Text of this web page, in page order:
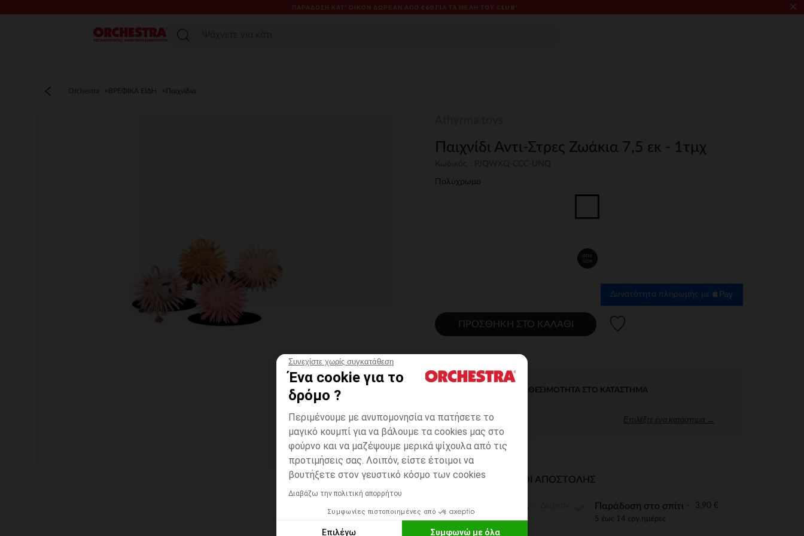
Συνεχίστε χωρίς συγκατάθεση
Ένα cookie για το
δρόμο ?
Περιμένουμε με ανυπομονησία να πατήσετε το
μαγικό κουμπί για να βάλουμε τα cookies μας στο
φούρνο και να μαζέψουμε μερικά ψίχουλα από τις
προτιμήσεις σας. Λοιπόν, είστε έτοιμοι να
βουτήξετε στον γευστικό κόσμο των cookies
Διαβάζω την πολιτική απορρήτου
Συμφωνίες πιστοποιημένες από
Επιλέγω Συμφωνώ με όλα
ΠΑΡΆΔΟΣΗ ΚΑΤ' ΟΊΚΟΝ ΔΩΡΕΑΝ ΑΠΌ €60 ΓΙΑ ΤΑ ΜΈΛΗ ΤΟΥ CLUB* ×
Μενού
Orchestra ΒΡΕΦΙΚΑ ΕΙΔΗ Παιχνίδια
Παιχνίδι Αντι-Στρες Ζωάκια 7,5 εκ - 1τμχ
Πολύχρωμο
one
size
Δυνατότητα πληρωμής με
ΠΡΟΣΘΉΚΗ ΣΤΟ ΚΑΛΆΘΙ
ΆΜΕΣΗ ΔΙΑΘΕΣΙΜΌΤΗΤΑ ΣΤΟ ΚΑΤΆΣΤΗΜΑ
Επιλέξτε ένα κατάστημα →
ΔΙΑΘΈΣΙΜΟΙ ΤΡΌΠΟΙ ΑΠΟΣΤΟΛΉΣ
ΣΕ ΚΑΤΑΣΤΗΜΑ Παράδοση στο σπίτι 3,90 €
5 έως 14 εργ.ημέρες